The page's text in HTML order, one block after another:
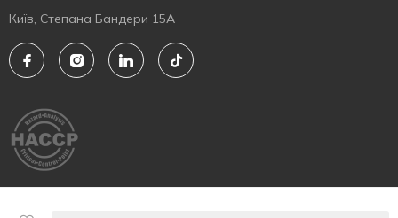
Київ, Степана Бандери 15А